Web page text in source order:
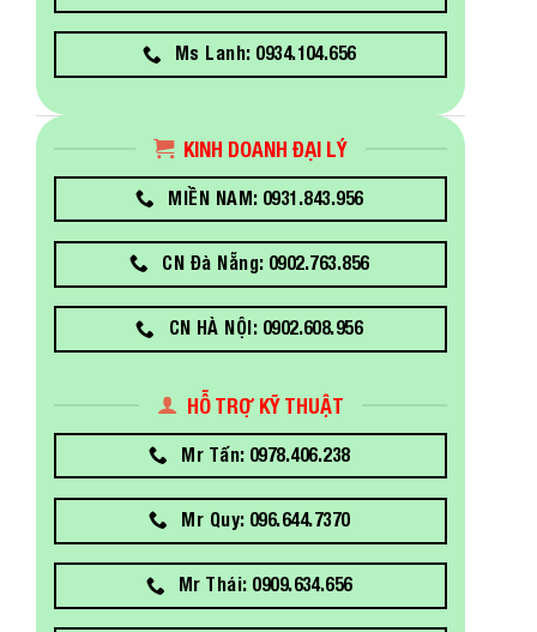
Ms Lanh: 0934.104.656
KINH DOANH ĐẠI LÝ
MIỀN NAM: 0931.843.956
CN Đà Nẵng: 0902.763.856
CN HÀ NỘI: 0902.608.956
HỖ TRỢ KỸ THUẬT
Mr Tấn: 0978.406.238
Mr Quy: 096.644.7370
Mr Thái: 0909.634.656